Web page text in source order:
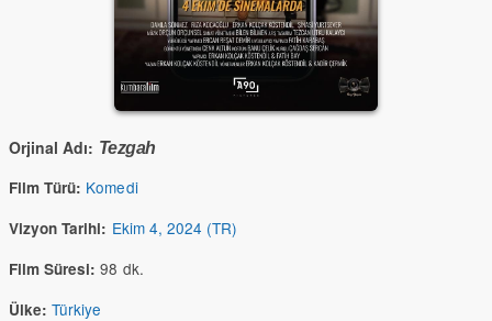
Orjinal Adı: Tezgah
Film Türü: Komedi
Vizyon Tarihi: Ekim 4, 2024 (TR)
Film Süresi: 98 dk.
Ülke: Türkiye